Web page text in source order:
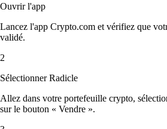
Ouvrir l'app
Lancez l'app Crypto.com et vérifiez que
validé.
2
Sélectionner Radicle
Allez dans votre portefeuille crypto,
sur le bouton « Vendre ».